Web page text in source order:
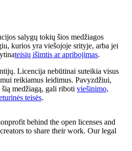
salygų tokių šios medžiagos
kurios yra viešojoje srityje, arba jei
teisių išimtis ar apribojimas.
Licencija nebūtinai suteikia visus
reikiamus leidimus. Pavyzdžiui,
medžiagą, gali riboti viešinimo,
teisės.
behind the open licenses and
to share their work. Our legal